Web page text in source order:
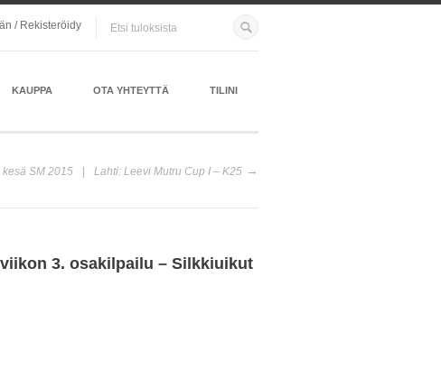
/ Rekisteröidy
KAUPPA OTA YHTEYTTÄ TILINI
SM 2015 Lahti: Leevi Mutru Cup I – K25
3. osakilpailu – Silkkiuikut